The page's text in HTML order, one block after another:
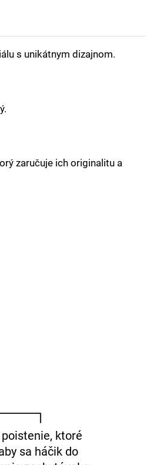
s unikátnym dizajnom.
zaručuje ich originalitu a
ktoré
sa háčik do